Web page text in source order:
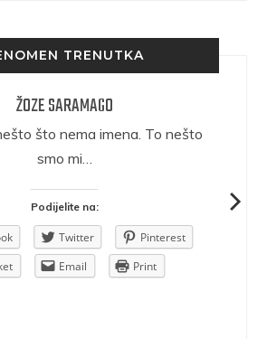
TRENUTKA
ŽOZE SARAMAGO
što nema imena. To nešto
smo mi…
Podijelite na:
Twitter
Pinterest
Email Print